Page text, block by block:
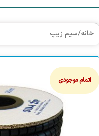
خانه/سیم زیپ
اتمام موجودی